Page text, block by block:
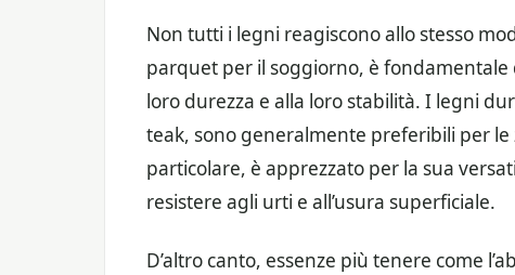
Non tutti i legni reagiscono allo stesso
parquet per il soggiorno, è fondamentale
loro durezza e alla loro stabilità. I legni
teak, sono generalmente preferibili per
particolare, è apprezzato per la sua
resistere agli urti e all’usura superficiale.
D’altro canto, essenze più tenere come